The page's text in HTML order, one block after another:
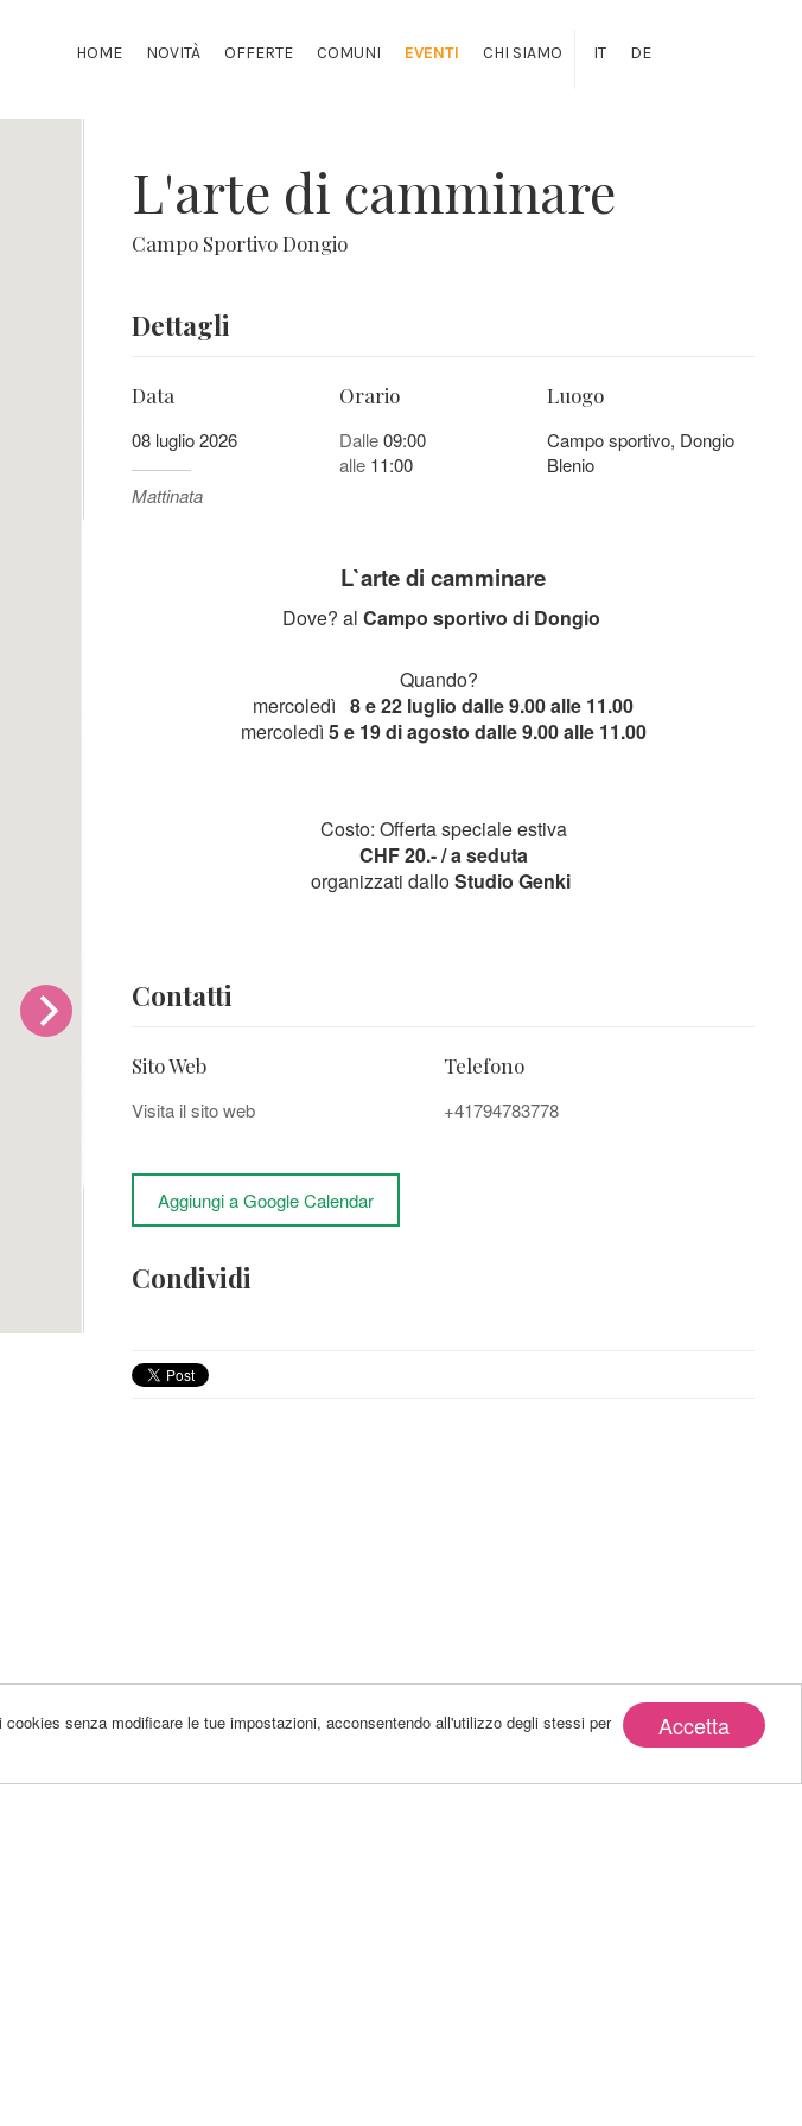
Accetta
senza modificare le tue impostazioni, acconsentendo all'utilizzo degli stessi per
HOME NOVITÀ OFFERTE COMUNI EVENTI CHI SIAMO IT DE
L'arte di camminare
Campo Sportivo Dongio
Dettagli
Data
08 luglio 2026
Mattinata
Orario
Dalle09:00
alle 11:00
Luogo
Campo sportivo, Dongio
Blenio
L`arte di camminare
Dove? al Campo sportivo di Dongio
Quando?
mercoledì 8 e 22 luglio dalle 9.00 alle 11.00
mercoledì 5 e 19 di agosto dalle 9.00 alle 11.00
Costo: Offerta speciale estiva
CHF 20.- / a seduta
organizzati dalloStudio Genki
Contatti
Sito Web
Visita il sito web
Telefono
+41794783778
Aggiungi a Google Calendar
Condividi